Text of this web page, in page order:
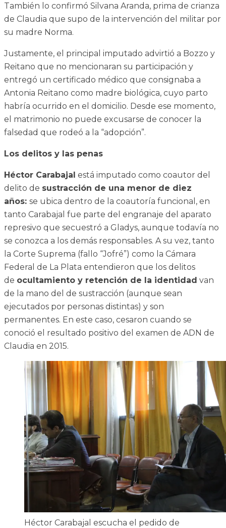
También lo confirmó Silvana Aranda, prima de crianza
de Claudia que supo de la intervención del militar por
su madre Norma.
Justamente, el principal imputado advirtió a Bozzo y
Reitano que no mencionaran su participación y
entregó un certificado médico que consignaba a
Antonia Reitano como madre biológica, cuyo parto
habría ocurrido en el domicilio. Desde ese momento,
el matrimonio no puede excusarse de conocer la
falsedad que rodeó a la “adopción”.
Los delitos y las penas
Héctor Carabajal está imputado como coautor del
delito de sustracción de una menor de diez
años: se ubica dentro de la coautoría funcional, en
tanto Carabajal fue parte del engranaje del aparato
represivo que secuestró a Gladys, aunque todavía no
se conozca a los demás responsables. A su vez, tanto
la Corte Suprema (fallo “Jofré”) como la Cámara
Federal de La Plata entendieron que los delitos
de ocultamiento y retención de la identidad van
de la mano del de sustracción (aunque sean
ejecutados por personas distintas) y son
permanentes. En este caso, cesaron cuando se
conoció el resultado positivo del examen de ADN de
Claudia en 2015.
Héctor Carabajal escucha el pedido de